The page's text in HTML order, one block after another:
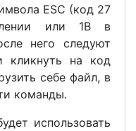
ESC (код 27
или 1B в
него следуют
кликнуть на код
себе файл, в
команды.
использовать